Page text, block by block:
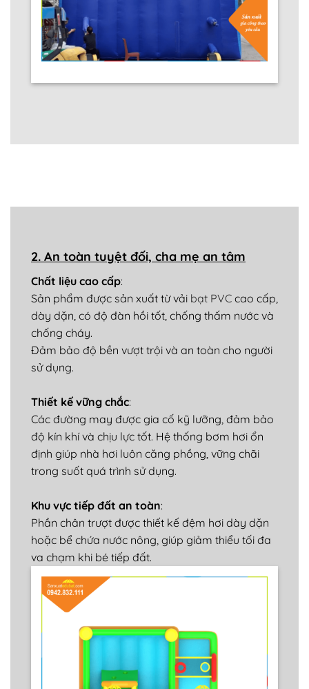
2. An toàn tuyệt đối, cha mẹ an tâm
Chất liệu cao cấp:
Sản phẩm được sản xuất từ vải bạt PVC cao cấp,
dày dặn, có độ đàn hồi tốt, chống thấm nước và
chống cháy.
Đảm bảo độ bền vượt trội và an toàn cho người
sử dụng.
Thiết kế vững chắc:
Các đường may được gia cố kỹ lưỡng, đảm bảo
độ kín khí và chịu lực tốt. Hệ thống bơm hơi ổn
định giúp nhà hơi luôn căng phồng, vững chãi
trong suốt quá trình sử dụng.
Khu vực tiếp đất an toàn:
Phần chân trượt được thiết kế đệm hơi dày dặn
hoặc bể chứa nước nông, giúp giảm thiểu tối đa
va chạm khi bé tiếp đất.